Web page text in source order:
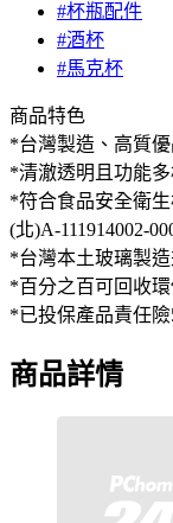
#杯瓶配件
#酒杯
#馬克杯
商品特色
*台灣製造、高質優
*清澈透明且功能
*符合食品安全衛
(北)A-111914002-
*台灣本土玻璃製
*百分之百可回收環
*已投保產品責任險
商品詳情